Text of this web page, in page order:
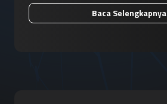
Baca Selengkapnya